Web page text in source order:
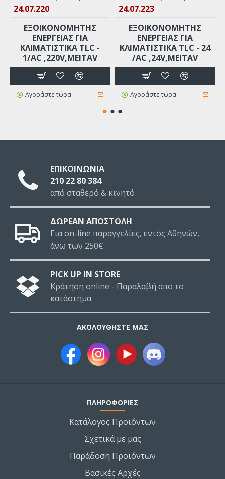
24.07.220
EΞΟΙΚΟΝΟΜΗΤΗΣ
ΕΝΕΡΓΕΙΑΣ ΓΙΑ
ΚΛΙΜΑΤΙΣΤΙΚΆ TLC -
1/AC ,220V,MEITAV
Αγοράστε τώρα
24.07.223
EΞΟΙΚΟΝΟΜΗΤΗΣ
ΕΝΕΡΓΕΙΑΣ ΓΙΑ
ΚΛΙΜΑΤΙΣΤΙΚΆ TLC - 24
/AC ,24V,MEITAV
Αγοράστε τώρα
ΕΠΙΚΟΙΝΩΝΙΑ
210 22 80 384
από σταθερό & κινητό
ΔΩΡΕΑΝ ΑΠΟΣΤΟΛΗ
Για on-line παραγγελίες, εντός Αθηνών,
άνω των 250€
PICK UP IN STORE
Κράτηση online - Παραλαβή απο το
κατάστημα
ΑΚΟΛΟΥΘΉΣΤΕ ΜΑΣ
ΠΛΗΡΟΦΟΡΙΕΣ
Κατάλογος Προϊόντων
Σχετικά με μας
Παράδοση Προϊόντων
Βασικές Αρχές